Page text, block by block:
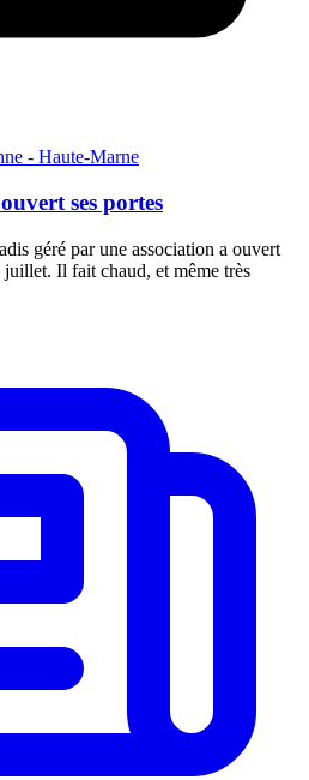
- Haute-Marne
ses portes
géré par une association a ouvert
juillet. Il fait chaud, et même très